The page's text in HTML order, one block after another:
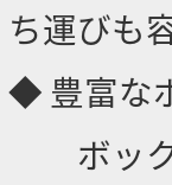
ち運びも
◆ 豊富な
ボック